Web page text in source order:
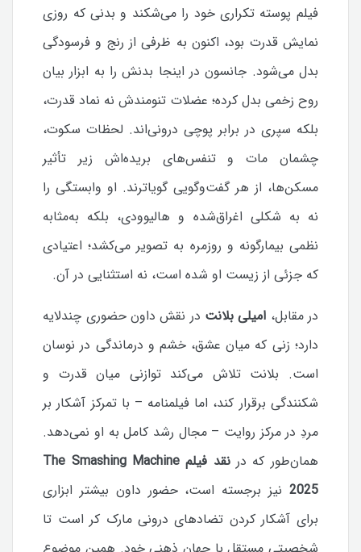
فیلم پوسته تکراری خود را می‌شکند و بدنی که روزی
نمایش قدرت بود، اکنون به ظرفی از رنج و فرسودگی
بدل می‌شود. جانسون در اینجا بدنش را به ابزار بیان
روح زخمی بدل کرده؛ عضلات تنومندش نه نماد قدرت،
بلکه سپری در برابر پوچی درونی‌اند. لحظات سکوت،
چشمان مات و تنفس‌های بریده‌اش زیر تأثیر
مسکن‌ها، از هر گفت‌وگویی گویا‌ترند. او وابستگی را
نه به شکلی اغراق‌شده و هالیوودی، بلکه به‌مثابه
نظمی بیمارگونه و روزمره به تصویر می‌کشد؛ اعتیادی
که جزئی از زیست او شده است، نه استثنایی در آن.
در مقابل، امیلی بلانت در نقش داون حضوری چندلایه
دارد؛ زنی که میان عشق، خشم و درماندگی در نوسان
است. بلانت تلاش می‌کند توازنی میان قدرت و
شکنندگی برقرار کند، اما فیلمنامه – با تمرکز آشکار بر
مردِ در مرکز روایت – مجال رشد کامل به او نمی‌دهد.
همان‌طور که در
نقد فیلم The Smashing Machine
2025 نیز برجسته است، حضور داون بیشتر ابزاری
برای آشکار کردن تضادهای درونی مارک کر است تا